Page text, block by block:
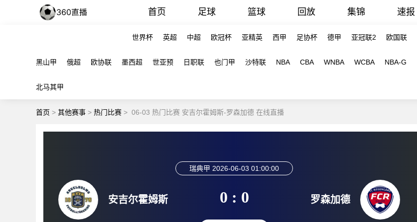
首页 足球 篮球 回放 集锦 速报
世界杯 英超 中超 欧冠杯 亚精英 西甲 足协杯 德甲 亚冠联2 欧国联
黑山甲 俄超 欧协联 墨西超 世亚预 日职联 也门甲 沙特联 NBA CBA WNBA WCBA NBA-G
北马其甲
首页 > 其他赛事 > 热门比赛 > 06-03 热门比赛 安吉尔霍姆斯-罗森加德 在线直播
安吉尔霍姆斯
瑞典甲 2026-06-03 01:00:00
0 : 0 罗森加德